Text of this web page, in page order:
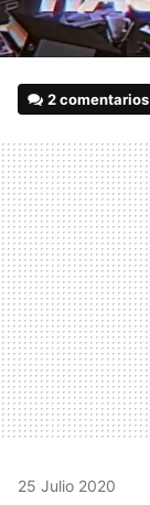
2 comentarios
25 Julio 2020